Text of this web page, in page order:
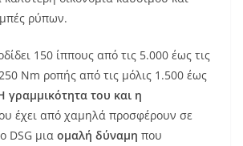
ρύπων.
150 ίππους από τις 5.000 έως τις
Nm ροπής από τις μόλις 1.500 έως
γραμμικότητα του και η
έχει από χαμηλά προσφέρουν σε
DSG μια ομαλή δύναμη που